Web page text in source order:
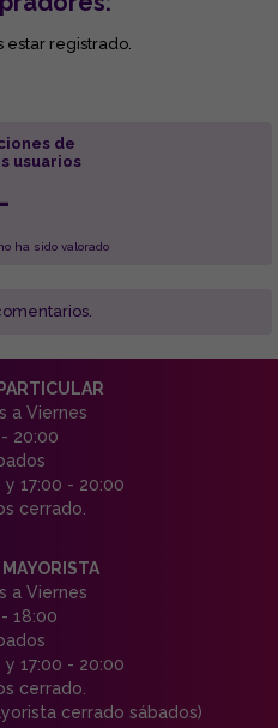
estar registrado.
de
usuarios
-
ha sido valorado
a Viernes
20:00
17:00 - 20:00
cerrado.
a Viernes
18:00
17:00 - 20:00
cerrado.
cerrado sábados)